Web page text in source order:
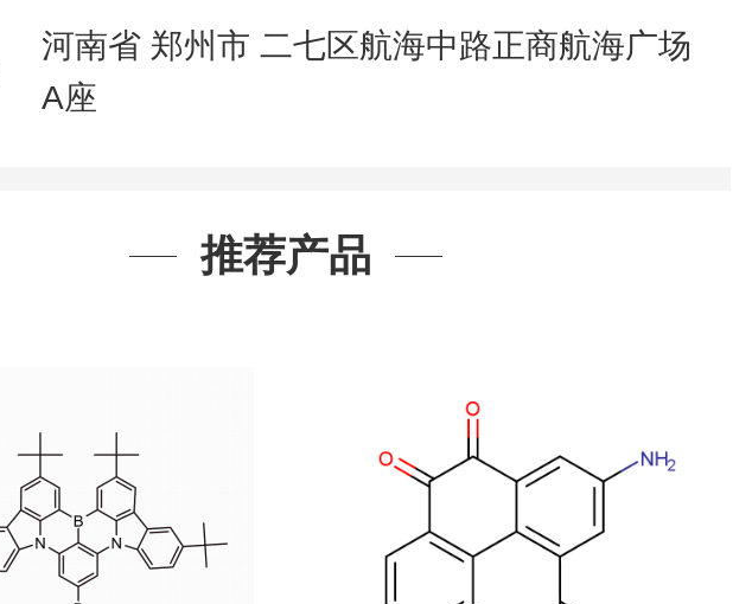
联系人: 沈晓东(欢迎致电,或QQ、微信联系)
河南省 郑州市 二七区航海中路正商航海广场
A座
推荐产品